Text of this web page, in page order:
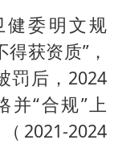
健委明文规
获资质”，
罚后，2024
并“合规”上
2021-2024